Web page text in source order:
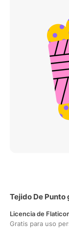
Tejido De
Licencia de
Gratis para uso